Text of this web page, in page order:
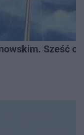
Sześć